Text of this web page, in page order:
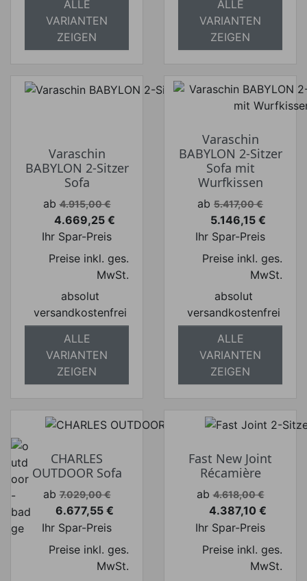
ALLE
VARIANTEN
ZEIGEN
ALLE
VARIANTEN
ZEIGEN
Varaschin
BABYLON 2-Sitzer
Sofa
Verkaufspreis
ab 4.915,00 €
Preis
4.669,25 €
Ihr Spar-Preis
Preise inkl. ges.
MwSt.
absolut
versandkostenfrei
ALLE
VARIANTEN
ZEIGEN
Varaschin
BABYLON 2-Sitzer
Sofa mit
Wurfkissen
Verkaufspreis
ab 5.417,00 €
Preis
5.146,15 €
Ihr Spar-Preis
Preise inkl. ges.
MwSt.
absolut
versandkostenfrei
ALLE
VARIANTEN
ZEIGEN
CHARLES
OUTDOOR Sofa
Verkaufspreis
ab 7.029,00 €
Preis
6.677,55 €
Ihr Spar-Preis
Preise inkl. ges.
MwSt.
Fast New Joint
Récamière
Verkaufspreis
ab 4.618,00 €
Preis
4.387,10 €
Ihr Spar-Preis
Preise inkl. ges.
MwSt.